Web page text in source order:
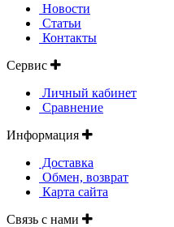
Новости
Статьи
Контакты
Сервис
Личный кабинет
Сравнение
Информация
Доставка
Обмен, возврат
Карта сайта
Связь с нами